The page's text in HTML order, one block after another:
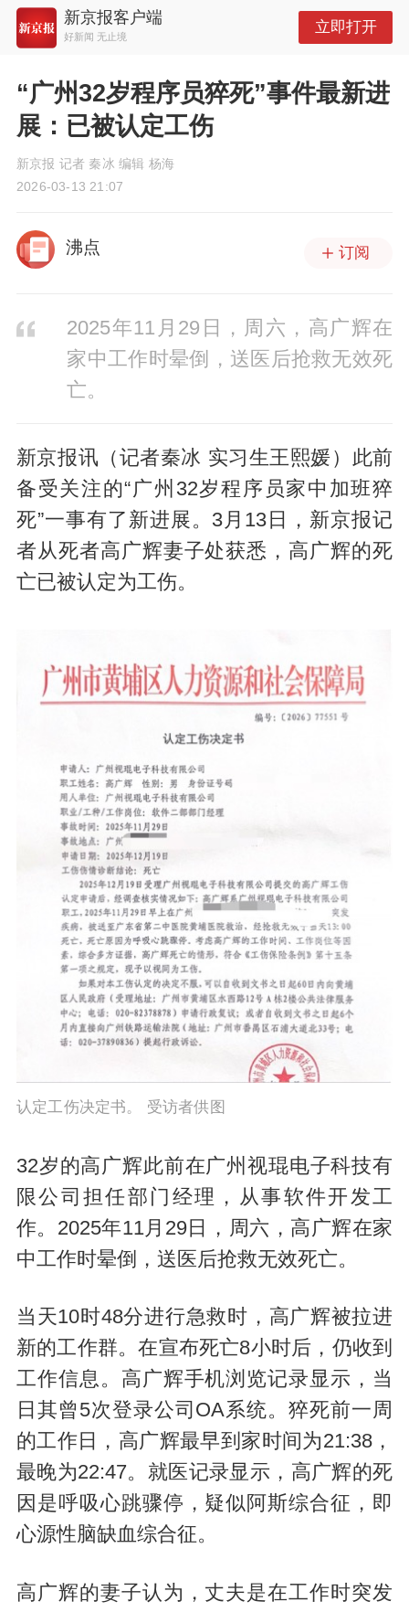
新京报客户端
好新闻 无止境
立即打开
“广州32岁程序员猝死”事件最新进
展：已被认定工伤
新京报 记者 秦冰 编辑 杨海
2026-03-13 21:07
沸点 订阅
2025年11月29日，周六，高广辉在
家中工作时晕倒，送医后抢救无效死
亡。
新京报讯（记者秦冰 实习生王熙媛）此前
备受关注的“广州32岁程序员家中加班猝
死”一事有了新进展。3月13日，新京报记
者从死者高广辉妻子处获悉，高广辉的死
亡已被认定为工伤。
认定工伤决定书。 受访者供图
32岁的高广辉此前在广州视琨电子科技有
限公司担任部门经理，从事软件开发工
作。2025年11月29日，周六，高广辉在家
中工作时晕倒，送医后抢救无效死亡。
当天10时48分进行急救时，高广辉被拉进
新的工作群。在宣布死亡8小时后，仍收到
工作信息。高广辉手机浏览记录显示，当
日其曾5次登录公司OA系统。猝死前一周
的工作日，高广辉最早到家时间为21:38，
最晚为22:47。就医记录显示，高广辉的死
因是呼吸心跳骤停，疑似阿斯综合征，即
心源性脑缺血综合征。
高广辉的妻子认为，丈夫是在工作时突发